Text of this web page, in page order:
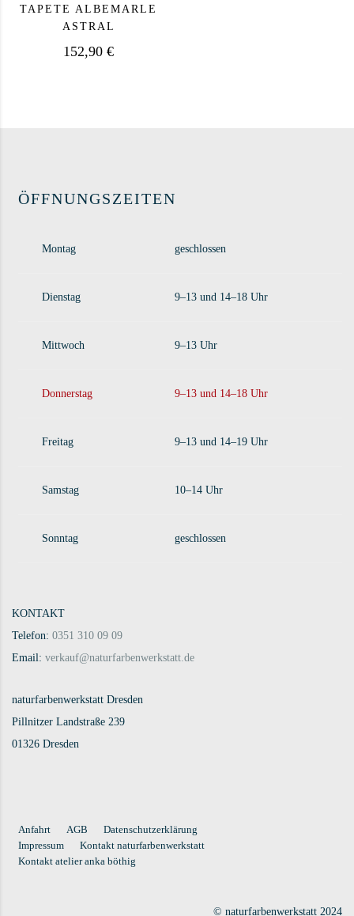
TAPETE ALBEMARLE
ASTRAL
152,90 €
ÖFFNUNGSZEITEN
Montag geschlossen
Dienstag 9–13 und 14–18 Uhr
Mittwoch 9–13 Uhr
Donnerstag 9–13 und 14–18 Uhr
Freitag 9–13 und 14–19 Uhr
Samstag 10–14 Uhr
Sonntag geschlossen
KONTAKT
Telefon: 0351 310 09 09
Email: verkauf@naturfarbenwerkstatt.de
naturfarbenwerkstatt Dresden
Pillnitzer Landstraße 239
01326 Dresden
Anfahrt AGB
Datenschutzerklärung
Impressum
Kontakt naturfarbenwerkstatt
Kontakt atelier anka böthig
© naturfarbenwerkstatt 2024